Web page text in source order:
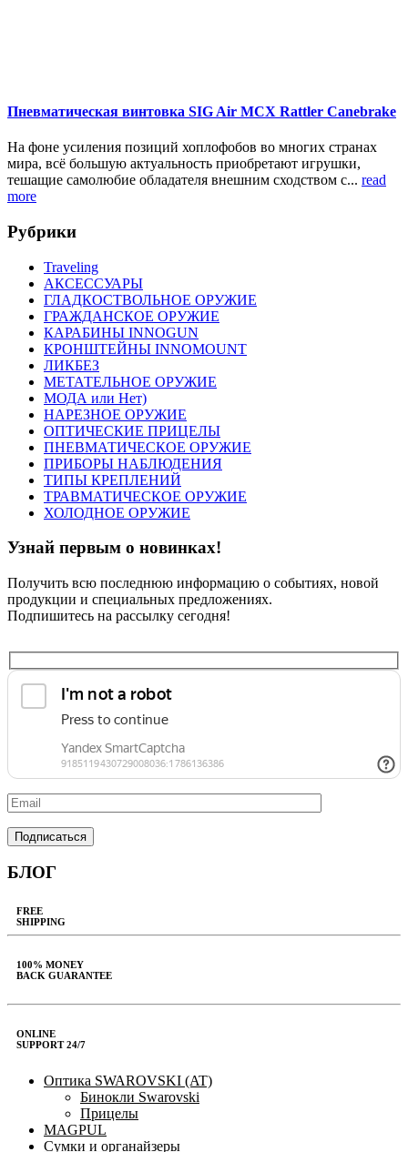
Пневматическая винтовка SIG Air MCX Rattler Canebrake
На фоне усиления позиций хоплофобов во многих странах
мира, всё большую актуальность приобретают игрушки,
тешащие самолюбие обладателя внешним сходством с... read
more
Рубрики
Traveling
АКСЕССУАРЫ
ГЛАДКОСТВОЛЬНОЕ ОРУЖИЕ
ГРАЖДАНСКОЕ ОРУЖИЕ
КАРАБИНЫ INNOGUN
КРОНШТЕЙНЫ INNOMOUNT
ЛИКБЕЗ
МЕТАТЕЛЬНОЕ ОРУЖИЕ
МОДА или Нет)
НАРЕЗНОЕ ОРУЖИЕ
ОПТИЧЕСКИЕ ПРИЦЕЛЫ
ПНЕВМАТИЧЕСКОЕ ОРУЖИЕ
ПРИБОРЫ НАБЛЮДЕНИЯ
ТИПЫ КРЕПЛЕНИЙ
ТРАВМАТИЧЕСКОЕ ОРУЖИЕ
ХОЛОДНОЕ ОРУЖИЕ
Узнай первым о новинках!
Получить всю последнюю информацию о событиях, новой
продукции и специальных предложениях.
Подпишитесь на рассылку сегодня!
БЛОГ
FREE
SHIPPING
100% MONEY
BACK GUARANTEE
ONLINE
SUPPORT 24/7
Оптика SWAROVSKI (AT)
Бинокли Swarovski
Прицелы
MAGPUL
Сумки и органайзеры